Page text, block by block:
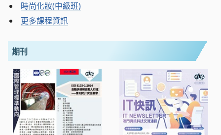
時尚化妝(中級班)
更多課程資訊
期刊